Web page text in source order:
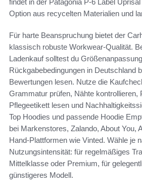
Option aus recycelten Materialien und
Für harte Beanspruchung bietet der
klassisch robuste Workwear-Qualität.
Ladenkauf solltest du
Rückgabebedingungen in Deutschland
Bewertungen lesen. Nutze die
Grammatur prüfen, Nähte kontrollieren,
Pflegeetikett lesen und
Top Hoodies und passende Hoodie
bei Markenstores, Zalando, About You,
Hand-Plattformen wie Vinted. Wähle je
Nutzungsintensität: für regelmäßiges
Mittelklasse oder Premium, für
günstigeres Modell.